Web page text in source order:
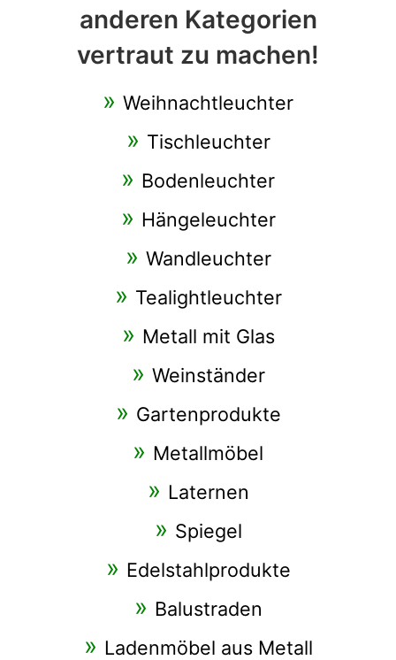
anderen Kategorien
vertraut zu machen!
Weihnachtleuchter
Tischleuchter
Bodenleuchter
Hängeleuchter
Wandleuchter
Tealightleuchter
Metall mit Glas
Weinständer
Gartenprodukte
Metallmöbel
Laternen
Spiegel
Edelstahlprodukte
Balustraden
Ladenmöbel aus Metall